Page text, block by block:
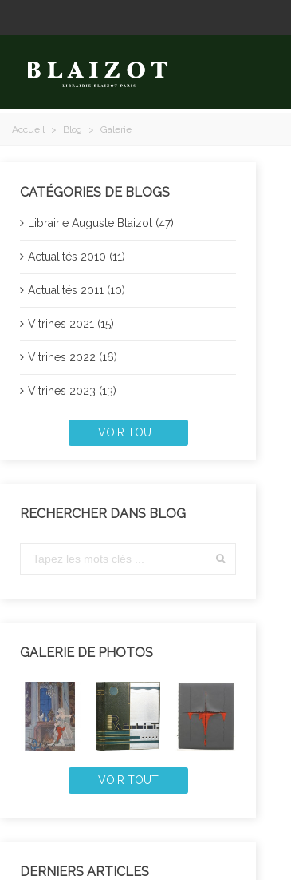
Accueil > Blog > Galerie
CATÉGORIES DE BLOGS
Librairie Auguste Blaizot (47)
Actualités 2010 (11)
Actualités 2011 (10)
Vitrines 2021 (15)
Vitrines 2022 (16)
Vitrines 2023 (13)
VOIR TOUT
RECHERCHER DANS BLOG
GALERIE DE PHOTOS
VOIR TOUT
DERNIERS ARTICLES